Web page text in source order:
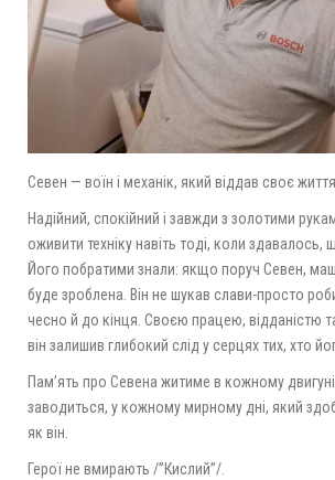
Севен — воїн і механік, який віддав своє
Надійний, спокійний і завжди з золотими
оживити техніку навіть тоді, коли
Його побратими знали: якщо поруч Севен,
буде зроблена. Він не шукав слави-просто
чесно й до кінця. Своєю працею, відданістю
він залишив глибокий слід у серцях тих, хто
Пам’ять про Севена житиме в кожному
заводиться, у кожному мирному дні, який
як він.
Герої не вмирають /”Кислий”/.